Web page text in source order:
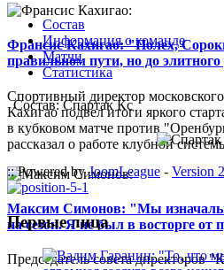
Франсис Кахигао: "Полех,
правильном пути, но до
Спортивный директор
Кахигао подвел итоги яркого
в кубковом матче против
рассказал о работе клубной
Максим Симонов: "Мы
на сезон. Я не был в восторге
Председатель совета директоров
Состав
Информация о команде
Матчи
Статистика
Состав: Спартак Кс
:: Powered byJoomLeague - Version
Первые лица